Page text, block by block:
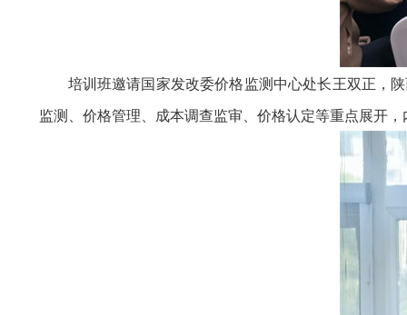
培训班邀请国家发改委价格监测中心处长王双正，
监测、价格管理、成本调查监审、价格认定等重点展开